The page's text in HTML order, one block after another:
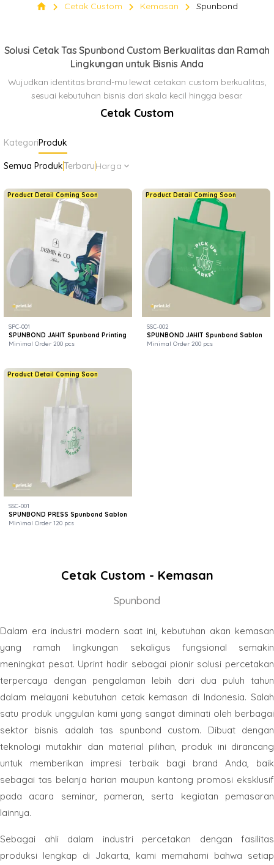
home chevron_right Cetak Custom chevron_right Kemasan chevron_right Spunbond
Spunbond
Solusi Cetak Tas Spunbond Custom Berkualitas dan Ramah
Lingkungan untuk Bisnis Anda
Wujudkan identitas brand-mu lewat cetakan custom berkualitas,
sesuai kebutuhan bisnis dari skala kecil hingga besar.
Cetak Custom
KategoriProduk
Semua ProdukTerbaruHarga expand_more
Product Detail Coming Soon
SPC-001
SPUNBOND JAHIT Spunbond Printing
Minimal Order 200 pcs
Product Detail Coming Soon
SSC-002
SPUNBOND JAHIT Spunbond Sablon
Minimal Order 200 pcs
Product Detail Coming Soon
SSC-001
SPUNBOND PRESS Spunbond Sablon
Minimal Order 120 pcs
Cetak Custom - Kemasan
Spunbond
Dalam era industri modern saat ini, kebutuhan akan kemasan
yang ramah lingkungan sekaligus fungsional semakin
meningkat pesat. Uprint hadir sebagai pionir solusi percetakan
terpercaya dengan pengalaman lebih dari dua puluh tahun
dalam melayani kebutuhan cetak kemasan di Indonesia. Salah
satu produk unggulan kami yang sangat diminati oleh berbagai
sektor bisnis adalah tas spunbond custom. Dibuat dengan
teknologi mutakhir dan material pilihan, produk ini dirancang
untuk memberikan impresi terbaik bagi brand Anda, baik
sebagai tas belanja harian maupun kantong promosi eksklusif
pada acara seminar, pameran, serta kegiatan pemasaran
lainnya.
Sebagai ahli dalam industri percetakan dengan fasilitas
produksi lengkap di Jakarta, kami memahami bahwa setiap